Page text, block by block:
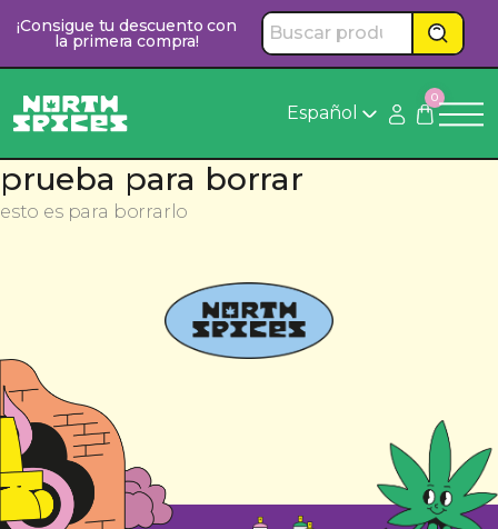
contenido
¡Consigue tu descuento con
la primera compra!
Español
0
prueba para borrar
esto es para borrarlo